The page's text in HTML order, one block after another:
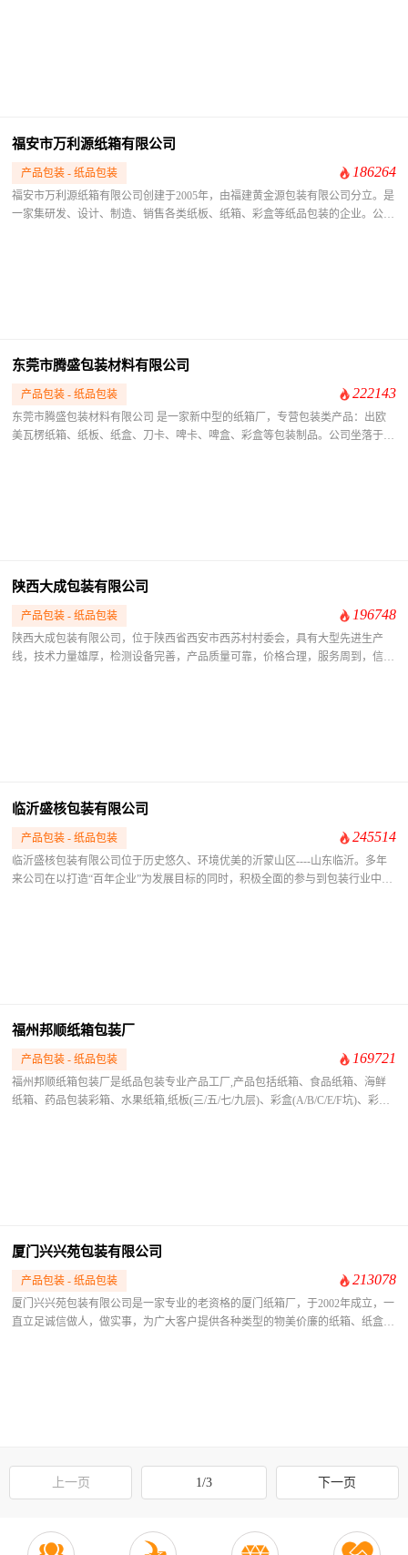
福安市万利源纸箱有限公司
产品包装 - 纸品包装 186264
福安市万利源纸箱有限公司创建于2005年，由福建黄金源包装有限公司分立。是
一家集研发、设计、制造、销售各类纸板、纸箱、彩盒等纸品包装的企业。公司
东莞市腾盛包装材料有限公司
产品包装 - 纸品包装 222143
东莞市腾盛包装材料有限公司 是一家新中型的纸箱厂，专营包装类产品：出欧
美瓦楞纸箱、纸板、纸盒、刀卡、啤卡、啤盒、彩盒等包装制品。公司坐落于广
陕西大成包装有限公司
产品包装 - 纸品包装 196748
陕西大成包装有限公司，位于陕西省西安市西苏村村委会，具有大型先进生产
线，技术力量雄厚，检测设备完善，产品质量可靠，价格合理，服务周到，信誉
加。 陕西大成包装有限公司承诺，我们会给新老客户提供质优、价廉的产品
质量求生存，持续改进管理，争创一流企业，赢得顾客满意”的方针，强化企业
素质，塑造企业形象，创新包装品牌，建立了产品质量管理体系，受到了新老客
户的信任和好评。本公司对产品质量和各项服务一诺千金，愿与新老朋友精诚合
临沂盛核包装有限公司
产品包装 - 纸品包装 245514
临沂盛核包装有限公司位于历史悠久、环境优美的沂蒙山区----山东临沂。多年
来公司在以打造“百年企业”为发展目标的同时，积极全面的参与到包装行业中
福州邦顺纸箱包装厂
产品包装 - 纸品包装 169721
福州邦顺纸箱包装厂是纸品包装专业产品工厂,产品包括纸箱、食品纸箱、海鲜
纸箱、药品包装彩箱、水果纸箱,纸板(三/五/七/九层)、彩盒(A/B/C/E/F坑)、彩纸
厦门兴兴苑包装有限公司
产品包装 - 纸品包装 213078
厦门兴兴苑包装有限公司是一家专业的老资格的厦门纸箱厂，于2002年成立，一
直立足诚信做人，做实事，为广大客户提供各种类型的物美价廉的纸箱、纸盒、
上一页 1/3 下一页